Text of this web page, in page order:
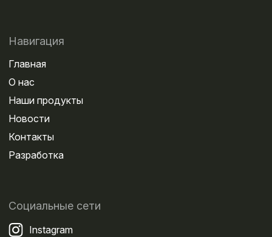
Навигация
Главная
О нас
Наши продукты
Новости
Контакты
Разработка
Социальные сети
Instagram